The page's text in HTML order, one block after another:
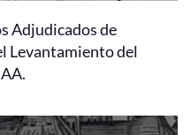
Adjudicados de
Levantamiento del